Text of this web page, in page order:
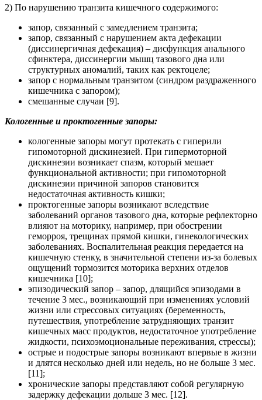
2) По нарушению транзита кишечного содержимого:
запор, связанный с замедлением транзита;
запор, связанный с нарушением акта дефекации
(диссинергичная дефекация) – дисфункция анального
сфинктера, диссинергии мышц тазового дна или
структурных аномалий, таких как ректоцеле;
запор с нормальным транзитом (синдром раздраженного
кишечника с запором);
смешанные случаи [9].
Кологенные и проктогенные запоры:
кологенные запоры могут протекать с гиперили
гипомоторной дискинезией. При гипермоторной
дискинезии возникает спазм, который мешает
функциональной активности; при гипомоторной
дискинезии причиной запоров становится
недостаточная активность кишки;
проктогенные запоры возникают вследствие
заболеваний органов тазового дна, которые рефлекторно
влияют на моторику, например, при обострении
геморроя, трещинах прямой кишки, гинекологических
заболеваниях. Воспалительная реакция передается на
кишечную стенку, в значительной степени из-за болевых
ощущений тормозится моторика верхних отделов
кишечника [10];
эпизодический запор – запор, длящийся эпизодами в
течение 3 мес., возникающий при изменениях условий
жизни или стрессовых ситуациях (беременность,
путешествия, употребление затрудняющих транзит
кишечных масс продуктов, недостаточное употребление
жидкости, психоэмоциональные переживания, стрессы);
острые и подострые запоры возникают впервые в жизни
и длятся несколько дней или недель, но не больше 3 мес.
[11];
хронические запоры представляют собой регулярную
задержку дефекации дольше 3 мес. [12].